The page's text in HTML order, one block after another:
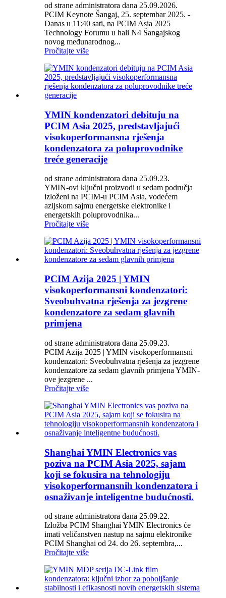
od strane administratora dana 25.09.2026.
PCIM Keynote Šangaj, 25. septembar 2025. -
Danas u 11:40 sati, na PCIM Asia 2025
Technology Forumu u hali N4 Šangajskog
novog međunarodnog...
Pročitajte više
YMIN kondenzatori debituju na
PCIM Asia 2025, predstavljajući
visokoperformansna rješenja
kondenzatora za poluprovodnike
treće generacije
od strane administratora dana 25.09.23.
YMIN-ovi ključni proizvodi u sedam područja
izloženi na PCIM-u PCIM Asia, vodećem
azijskom sajmu energetske elektronike i
energetskih poluprovodnika...
Pročitajte više
PCIM Azija 2025 | YMIN
visokoperformansni kondenzatori:
Sveobuhvatna rješenja za jezgrene
kondenzatore za sedam glavnih
primjena
od strane administratora dana 25.09.23.
PCIM Azija 2025 | YMIN visokoperformansni
kondenzatori: Sveobuhvatna rješenja za jezgrene
kondenzatore za sedam glavnih primjena YMIN-
ove jezgrene ...
Pročitajte više
Shanghai YMIN Electronics vas
poziva na PCIM Asia 2025, sajam
koji se fokusira na tehnologiju
visokoperformansnih kondenzatora i
osnaživanje inteligentne budućnosti.
od strane administratora dana 25.09.22.
Izložba PCIM Shanghai YMIN Electronics će
imati veličanstven nastup na sajmu elektronike
PCIM Shanghai od 24. do 26. septembra,...
Pročitajte više